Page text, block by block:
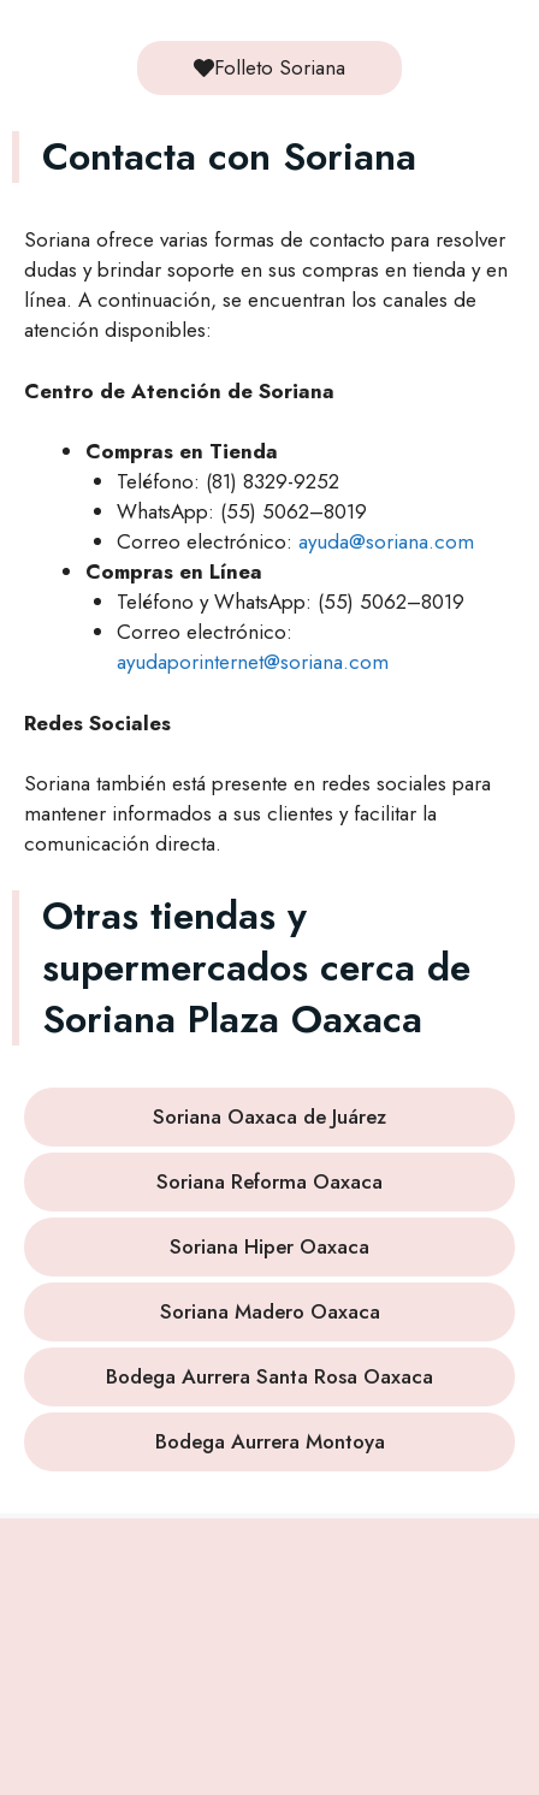
Folleto Soriana
Contacta con Soriana
Soriana ofrece varias formas de contacto para resolver
dudas y brindar soporte en sus compras en tienda y en
línea. A continuación, se encuentran los canales de
atención disponibles:
Centro de Atención de Soriana
Compras en Tienda
Teléfono: (81) 8329-9252
WhatsApp: (55) 5062–8019
Correo electrónico: ayuda@soriana.com
Compras en Línea
Teléfono y WhatsApp: (55) 5062–8019
Correo electrónico:
ayudaporinternet@soriana.com
Redes Sociales
Soriana también está presente en redes sociales para
mantener informados a sus clientes y facilitar la
comunicación directa.
Otras tiendas y
supermercados cerca de
Soriana Plaza Oaxaca
Soriana Oaxaca de Juárez
Soriana Reforma Oaxaca
Soriana Hiper Oaxaca
Soriana Madero Oaxaca
Bodega Aurrera Santa Rosa Oaxaca
Bodega Aurrera Montoya